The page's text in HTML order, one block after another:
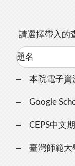
請選擇帶入的
本院電子資
Google
CEPS中文
臺灣師範大